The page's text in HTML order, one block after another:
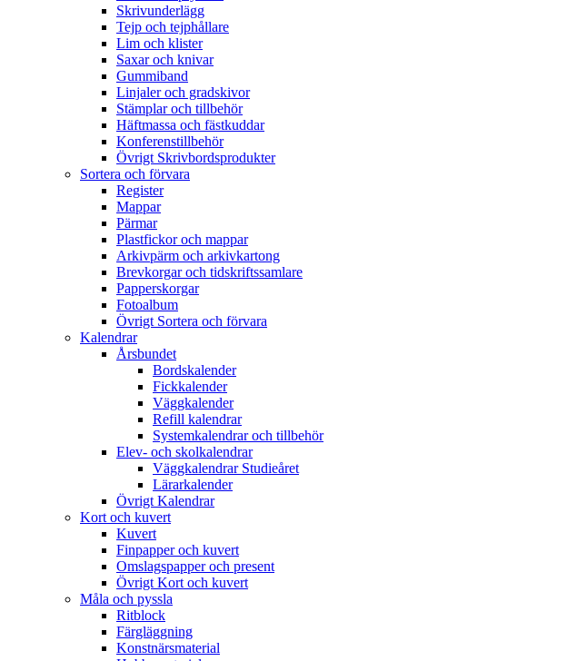
Skrivunderlägg
Tejp och tejphållare
Lim och klister
Saxar och knivar
Gummiband
Linjaler och gradskivor
Stämplar och tillbehör
Häftmassa och fästkuddar
Konferenstillbehör
Övrigt Skrivbordsprodukter
Sortera och förvara
Register
Mappar
Pärmar
Plastfickor och mappar
Arkivpärm och arkivkartong
Brevkorgar och tidskriftssamlare
Papperskorgar
Fotoalbum
Övrigt Sortera och förvara
Kalendrar
Årsbundet
Bordskalender
Fickkalender
Väggkalender
Refill kalendrar
Systemkalendrar och tillbehör
Elev- och skolkalendrar
Väggkalendrar Studieåret
Lärarkalender
Övrigt Kalendrar
Kort och kuvert
Kuvert
Finpapper och kuvert
Omslagspapper och present
Övrigt Kort och kuvert
Måla och pyssla
Ritblock
Färgläggning
Konstnärsmaterial